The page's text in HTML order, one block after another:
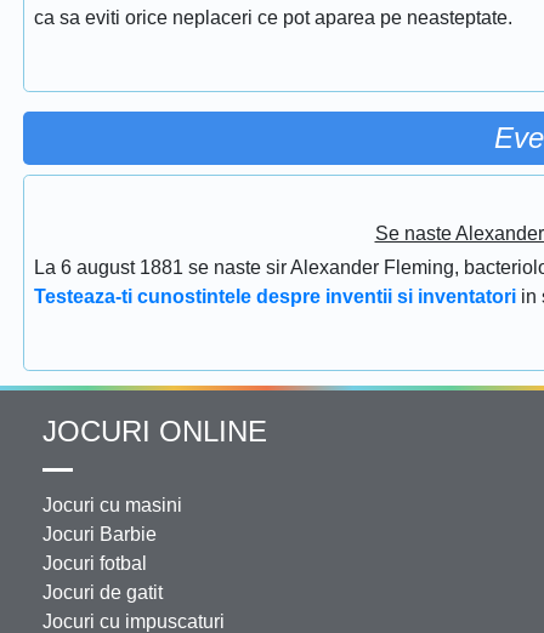
ca sa eviti orice neplaceri ce pot aparea pe neasteptate.
Se naste
La 6 august 1881 se naste sir Alexander Fleming,
Testeaza-ti cunostintele despre inventii si inventatori in
JOCURI ONLINE
Jocuri cu masini
Jocuri Barbie
Jocuri fotbal
Jocuri de gatit
Jocuri cu impuscaturi